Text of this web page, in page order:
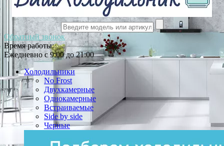
Обратный звонок
Время работы:
Ежедневно с 9:00 до 21:00
Холодильники
No Frost
Двухкамерные
Однокамерные
Встраиваемые
Side by side
Черные